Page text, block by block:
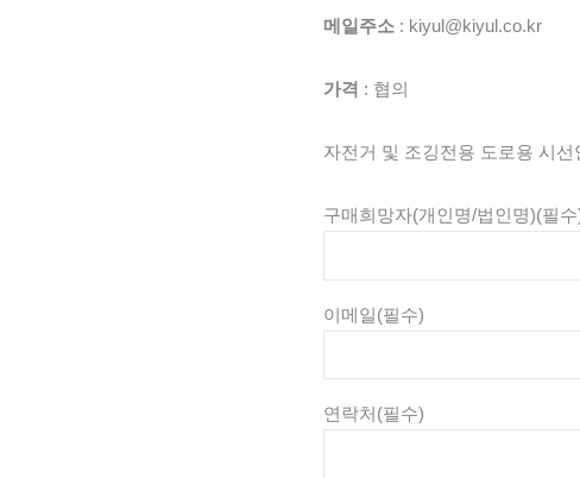
메일주소 : kiyul@kiyul.co.kr
가격 : 협의
자전거 및 조깅전용 도로용 시선
구매희망자(개인명/법인명)(필수
이메일(필수)
연락처(필수)